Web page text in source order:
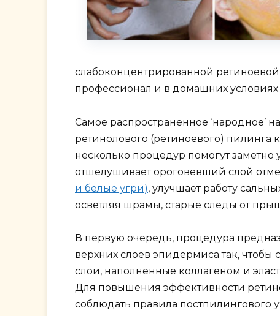
слабоконцентрированной
профессионал и в домашних
Самое распространенное ‘народное’
ретинолового (ретиноевого)
несколько процедур помогут
отшелушивает ороговевший слой
и белые угри), улучшает работу
осветляя шрамы, старые следы от
В первую очередь, процедура
верхних слоев эпидермиса так, чтобы
слои, наполненные коллагеном и
Для повышения эффективности
соблюдать правила постпилингового